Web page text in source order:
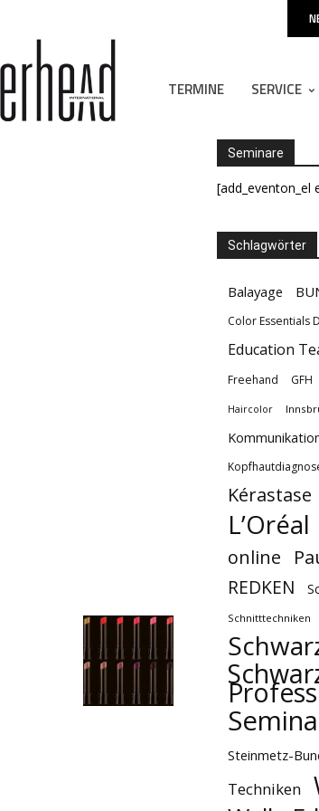
TERMINE SERVICE
Seminare
[add_eventon_el
Schlagwörter
Balayage
Color Essentials
Education
Freehand GFH
Haircolor
Kérastase
L’Oréal
online
REDKEN
Schnitttechniken
Steinmetz-
Techniken